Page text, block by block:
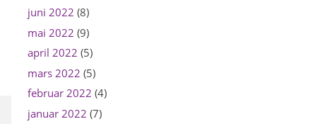
juni 2022 (8)
mai 2022 (9)
april 2022 (5)
mars 2022 (5)
februar 2022 (4)
januar 2022 (7)